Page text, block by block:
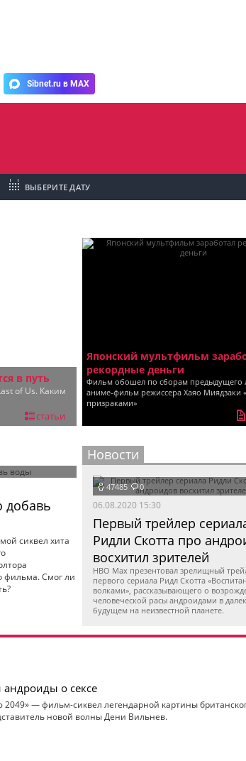
Sibnet.ru в MAX
ВЫБЕРИТЕ ДАТУ
в путь
of Us. Каким
статьи
добавь
сиквел хита
фильма. Смог ли
Японский мультфильм
рекордные деньги
Фильм обошел по сборам предыдущего
аниме-фильм режиссера Хаяо Миядзаки
призраками»
Новости
47485 0
06.08.2020 15:30
Первый трейлер
Ридли Скотта про
восхитил зрителей
HBO Max презентовал зрелищный
первого сериала Ридл Скотта
волками», рассказывающего о
человеческой расы андроидами в
будущем на неизвестной планете.
о сексе
— фильм-сиквел легендарной картины
новой волны Дени Вильнев.